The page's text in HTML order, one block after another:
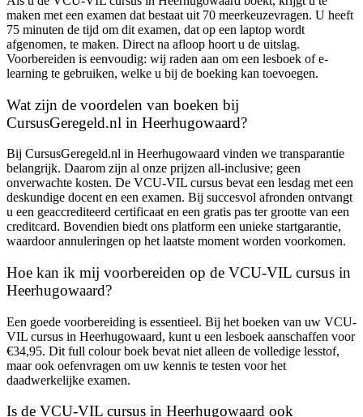
maken met een examen dat bestaat uit 70 meerkeuzevragen. U heeft
75 minuten de tijd om dit examen, dat op een laptop wordt
afgenomen, te maken. Direct na afloop hoort u de uitslag.
Voorbereiden is eenvoudig: wij raden aan om een lesboek of e-
learning te gebruiken, welke u bij de boeking kan toevoegen.
Wat zijn de voordelen van boeken bij
CursusGeregeld.nl in Heerhugowaard?
Bij CursusGeregeld.nl in Heerhugowaard vinden we transparantie
belangrijk. Daarom zijn al onze prijzen all-inclusive; geen
onverwachte kosten. De VCU-VIL cursus bevat een lesdag met een
deskundige docent en een examen. Bij succesvol afronden ontvangt
u een geaccrediteerd certificaat en een gratis pas ter grootte van een
creditcard. Bovendien biedt ons platform een unieke startgarantie,
waardoor annuleringen op het laatste moment worden voorkomen.
Hoe kan ik mij voorbereiden op de VCU-VIL cursus in
Heerhugowaard?
Een goede voorbereiding is essentieel. Bij het boeken van uw VCU-
VIL cursus in Heerhugowaard, kunt u een lesboek aanschaffen voor
€34,95. Dit full colour boek bevat niet alleen de volledige lesstof,
maar ook oefenvragen om uw kennis te testen voor het
daadwerkelijke examen.
Is de VCU-VIL cursus in Heerhugowaard ook